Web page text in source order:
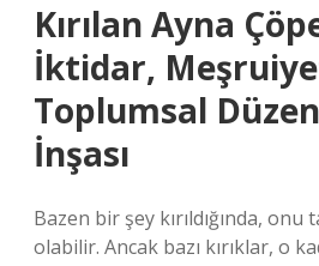
Kırılan Ayna
İktidar,
Toplumsal
İnşası
Bazen bir şey kırıldığında,
olabilir. Ancak bazı kırıklar, o